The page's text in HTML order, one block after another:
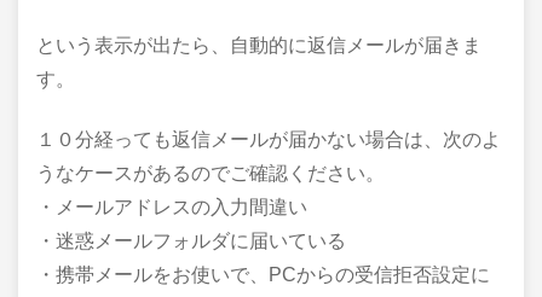
という表示が出たら、自動的に返信メールが届きま
す。
１０分経っても返信メールが届かない場合は、次のよ
うなケースがあるのでご確認ください。
・メールアドレスの入力間違い
・迷惑メールフォルダに届いている
・携帯メールをお使いで、PCからの受信拒否設定に